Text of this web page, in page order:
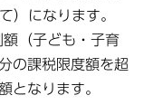
）になります。
（子ども・子育
の課税限度額を超
となります。